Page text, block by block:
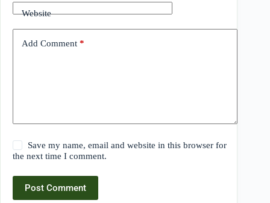
Website
Add Comment *
Save my name, email and website in this browser for
the next time I comment.
Post Comment